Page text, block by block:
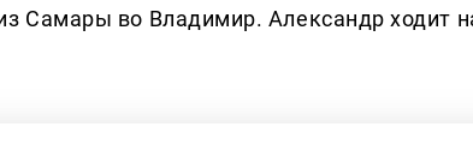
Самары во Владимир. Александр ходит